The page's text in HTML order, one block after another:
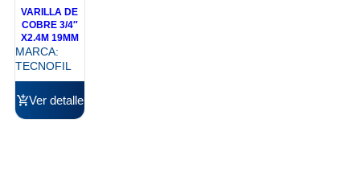
VARILLA DE
COBRE 3/4″
X2.4M 19MM
MARCA:
TECNOFIL
Ver detalle